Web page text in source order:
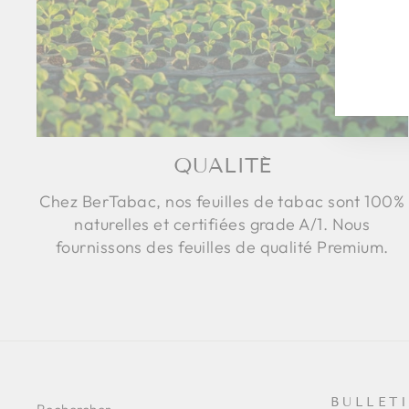
QUALITÉ
Chez BerTabac, nos feuilles de tabac sont 100%
naturelles et certifiées grade A/1. Nous
fournissons des feuilles de qualité Premium.